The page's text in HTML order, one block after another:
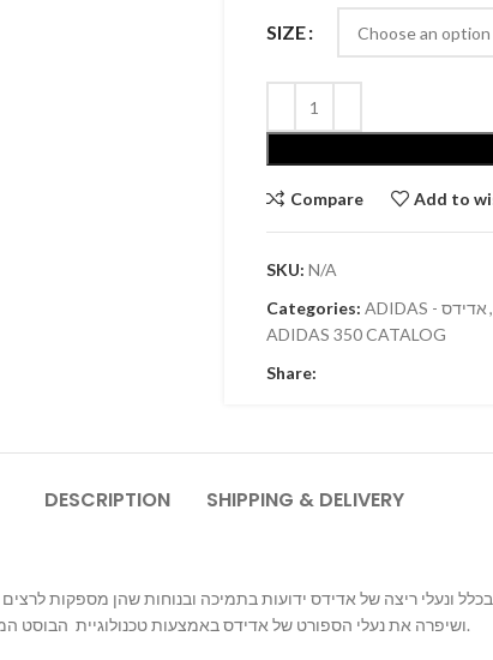
SIZE
Compare Add to
SKU: N/A
Categories:
ADIDAS - אדידס,
ADIDAS 350 CATALOG
Share:
DESCRIPTION SHIPPING & DELIVERY
ונעלי ריצה של אדידס ידועות בתמיכה ובנוחות שהן מספקות
ושיפרה את נעלי הספורט של אדידס באמצעות טכנולוגיית הבוסט המחזירה אנרגיה לרץ ונותנת לו תחושה של שליטה ונוחות מירבית בכף הרגל.